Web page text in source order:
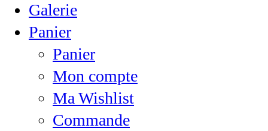
Galerie
Panier
Panier
Mon compte
Ma Wishlist
Commande